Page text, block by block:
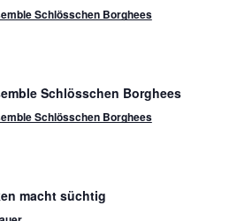
Schlösschen Borghees
Schlösschen Borghees
Schlösschen Borghees
macht süchtig